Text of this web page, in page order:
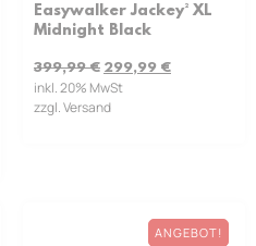
Easywalker Jackey² XL
Midnight Black
399,99€ 299,99 €
inkl. 20% MwSt
zzgl. Versand
ANGEBOT!